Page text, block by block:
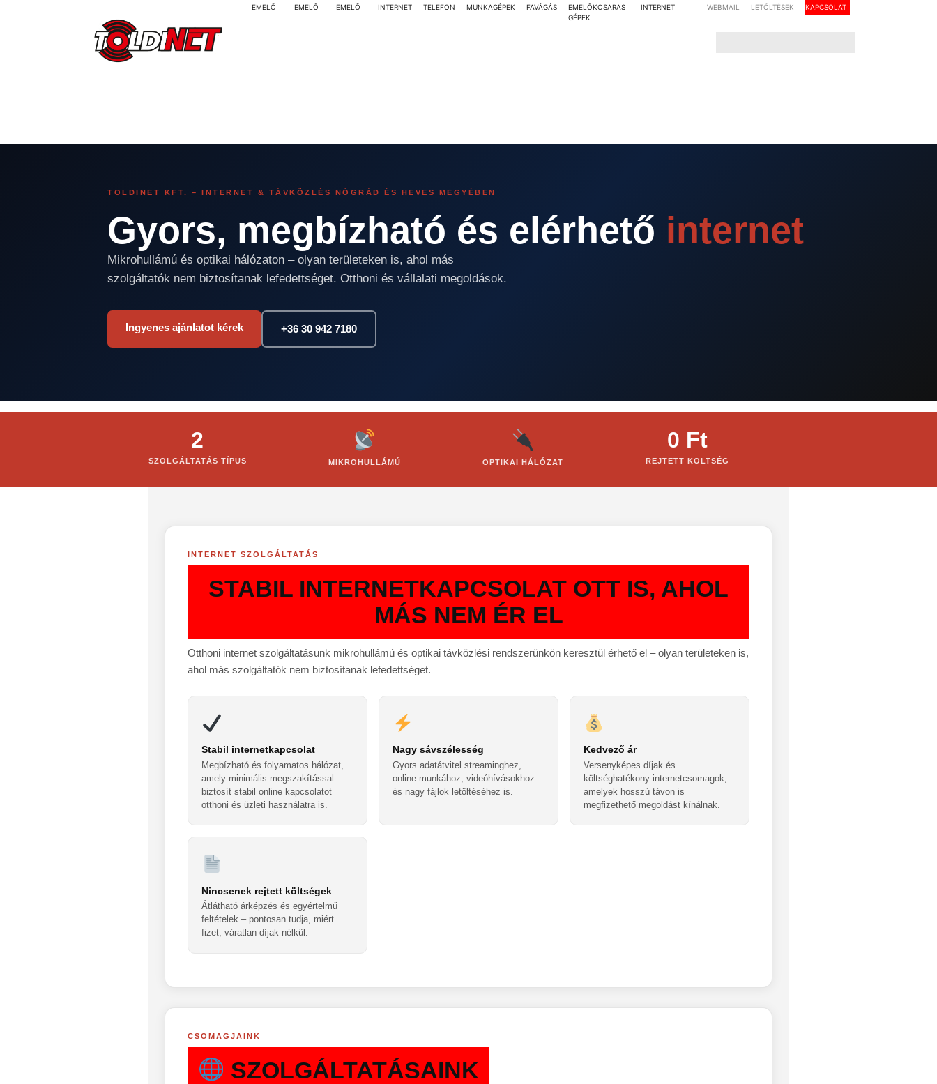
EMELŐ
EMELŐ
EMELŐ
INTERNET TELEFON MUNKAGÉPEK FAVÁGÁS
EMELŐKOSARAS
GÉPEK
INTERNET
WEBMAIL LETÖLTÉSEK KAPCSOLAT
TOLDINET KFT. – INTERNET & TÁVKÖZLÉS NÓGRÁD ÉS HEVES MEGYÉBEN
Gyors, megbízható és elérhető internet
Mikrohullámú és optikai hálózaton – olyan területeken is, ahol más
szolgáltatók nem biztosítanak lefedettséget. Otthoni és vállalati megoldások.
Ingyenes ajánlatot kérek +36 30 942 7180
2
SZOLGÁLTATÁS TÍPUS MIKROHULLÁMÚ OPTIKAI HÁLÓZAT
0 Ft
REJTETT KÖLTSÉG
INTERNET SZOLGÁLTATÁS
STABIL INTERNETKAPCSOLAT OTT IS, AHOL
MÁS NEM ÉR EL
Otthoni internet szolgáltatásunk mikrohullámú és optikai távközlési rendszerünkön keresztül érhető el – olyan területeken is,
ahol más szolgáltatók nem biztosítanak lefedettséget.
Stabil internetkapcsolat
Megbízható és folyamatos hálózat,
amely minimális megszakítással
biztosít stabil online kapcsolatot
otthoni és üzleti használatra is.
Nagy sávszélesség
Gyors adatátvitel streaminghez,
online munkához, videóhívásokhoz
és nagy fájlok letöltéséhez is.
Kedvező ár
Versenyképes díjak és
költséghatékony internetcsomagok,
amelyek hosszú távon is
megfizethető megoldást kínálnak.
Nincsenek rejtett költségek
Átlátható árképzés és egyértelmű
feltételek – pontosan tudja, miért
fizet, váratlan díjak nélkül.
CSOMAGJAINK
SZOLGÁLTATÁSAINK